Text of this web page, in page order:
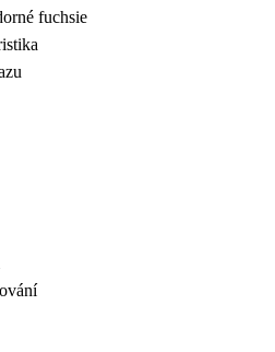
fuchsie